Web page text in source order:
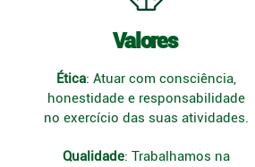
Valores
Ética: Atuar com consciência,
honestidade e responsabilidade
no exercício das suas atividades.
Qualidade: Trabalhamos na